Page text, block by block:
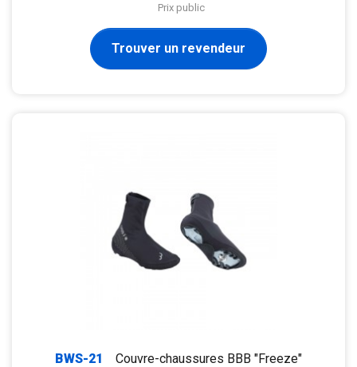
Prix public
Trouver un revendeur
BWS-21 Couvre-chaussures BBB "Freeze"